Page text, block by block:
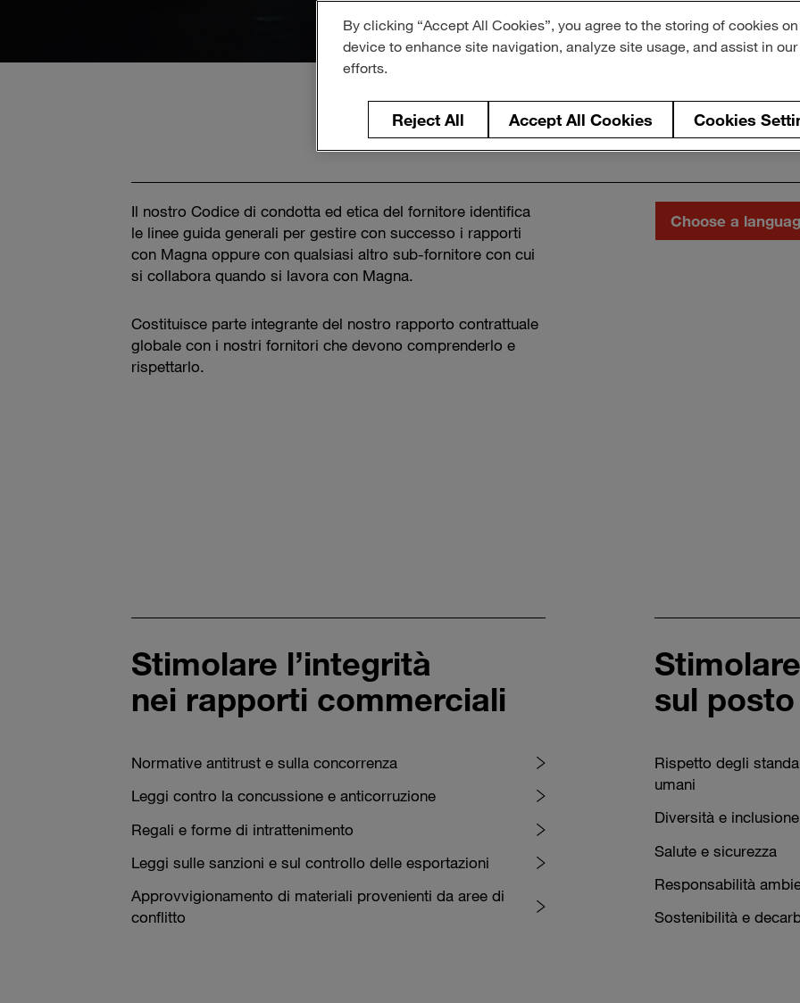
Il nostro Codice di condotta ed etica del fornitore identifica
le linee guida generali per gestire con successo i rapporti
con Magna oppure con qualsiasi altro sub-fornitore con cui
si collabora quando si lavora con Magna.
Costituisce parte integrante del nostro rapporto contrattuale
globale con i nostri fornitori che devono comprenderlo e
rispettarlo.
Stimolare l’integrità
nei rapporti commerciali
Normative antitrust e sulla concorrenza
Leggi contro la concussione e anticorruzione
Regali e forme di intrattenimento
Leggi sulle sanzioni e sul controllo delle esportazioni
Approvvigionamento di materiali provenienti da aree di
conflitto
sul
Rispetto degli
umani
Diversità e inclusione
Salute e sicurezza
Responsabilità
Sostenibilità e
By clicking “Accept All Cookies”, you agree to the storing of cookies
device to enhance site navigation, analyze site usage, and assist in
efforts.
Reject All Accept All Cookies Cookies